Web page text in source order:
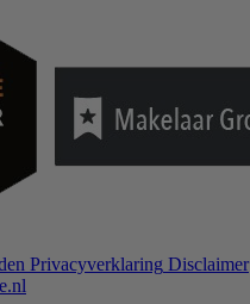
Privacyverklaring Disclaimer